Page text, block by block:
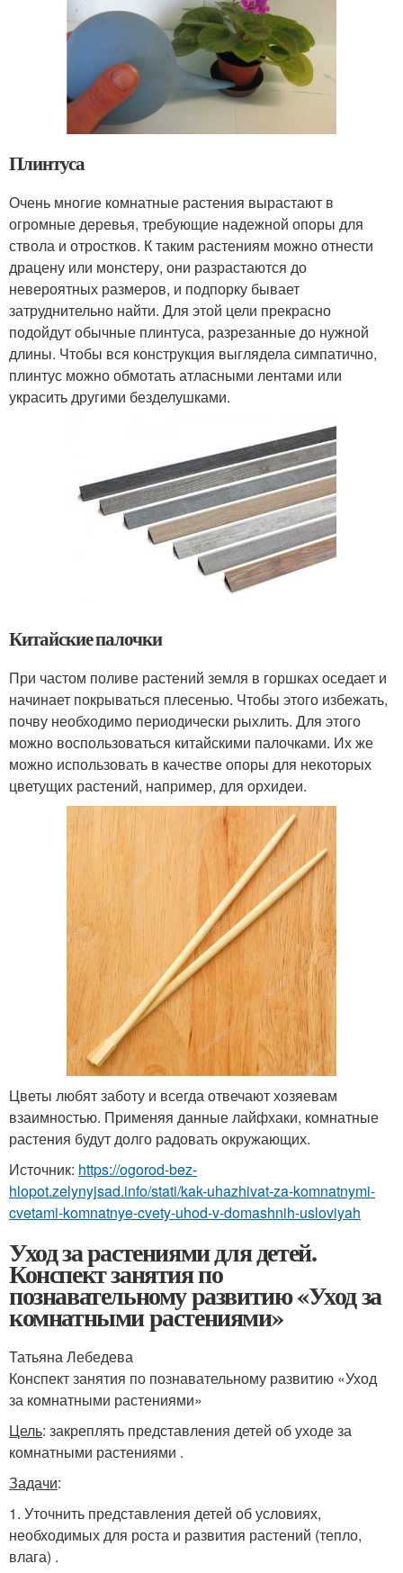
Плинтуса
Очень многие комнатные растения вырастают в
огромные деревья, требующие надежной опоры для
ствола и отростков. К таким растениям можно отнести
драцену или монстеру, они разрастаются до
невероятных размеров, и подпорку бывает
затруднительно найти. Для этой цели прекрасно
подойдут обычные плинтуса, разрезанные до нужной
длины. Чтобы вся конструкция выглядела симпатично,
плинтус можно обмотать атласными лентами или
украсить другими безделушками.
Китайские палочки
При частом поливе растений земля в горшках оседает и
начинает покрываться плесенью. Чтобы этого избежать,
почву необходимо периодически рыхлить. Для этого
можно воспользоваться китайскими палочками. Их же
можно использовать в качестве опоры для некоторых
цветущих растений, например, для орхидеи.
Цветы любят заботу и всегда отвечают хозяевам
взаимностью. Применяя данные лайфхаки, комнатные
растения будут долго радовать окружающих.
Источник: https://ogorod-bez-
hlopot.zelynyjsad.info/stati/kak-uhazhivat-za-komnatnymi-
cvetami-komnatnye-cvety-uhod-v-domashnih-usloviyah
Уход за растениями для детей.
Конспект занятия по
познавательному развитию «Уход за
комнатными растениями»
Татьяна Лебедева
Конспект занятия по познавательному развитию «Уход
за комнатными растениями»
Цель: закреплять представления детей об уходе за
комнатными растениями .
Задачи:
1. Уточнить представления детей об условиях,
необходимых для роста и развития растений (тепло,
влага) .